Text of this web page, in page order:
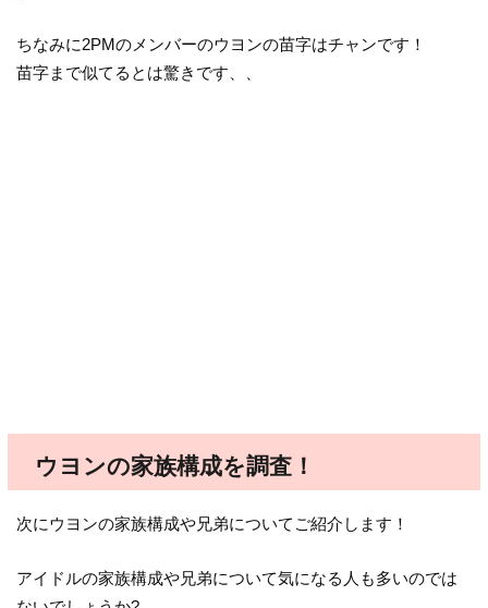
ちなみに2PMのメンバーのウヨンの苗字はチャンです！
苗字まで似てるとは驚きです、、
ウヨンの家族構成を調査！
次にウヨンの家族構成や兄弟についてご紹介します！
アイドルの家族構成や兄弟について気になる人も多いのでは